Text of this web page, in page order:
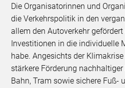
Die Organisatorinnen und
die Verkehrspolitik in den
allem den Autoverkehr
Investitionen in die individuelle
habe. Angesichts der
stärkere Förderung
Bahn, Tram sowie sichere Fuß-